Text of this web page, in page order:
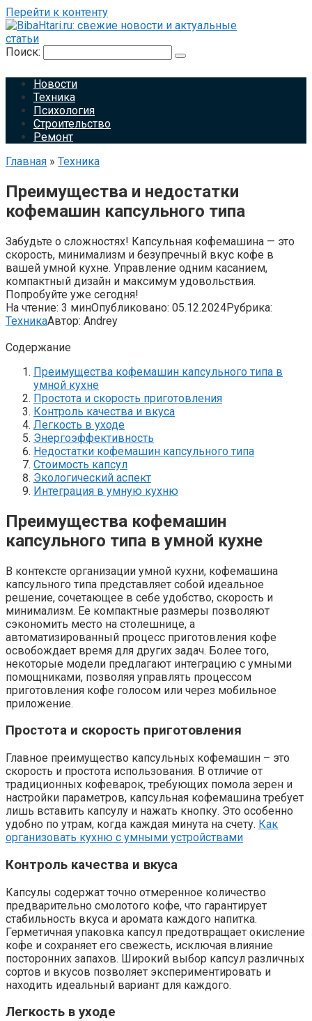
Перейти к контенту
Поиск:
Новости
Техника
Психология
Строительство
Ремонт
Главная » Техника
Преимущества и недостатки
кофемашин капсульного типа
Забудьте о сложностях! Капсульная кофемашина — это
скорость, минимализм и безупречный вкус кофе в
вашей умной кухне. Управление одним касанием,
компактный дизайн и максимум удовольствия.
Попробуйте уже сегодня!
На чтение: 3 минОпубликовано: 05.12.2024Рубрика:
ТехникаАвтор: Andrey
Содержание
Преимущества кофемашин капсульного типа в
умной кухне
Простота и скорость приготовления
Контроль качества и вкуса
Легкость в уходе
Энергоэффективность
Недостатки кофемашин капсульного типа
Стоимость капсул
Экологический аспект
Интеграция в умную кухню
Преимущества кофемашин
капсульного типа в умной кухне
В контексте организации умной кухни, кофемашина
капсульного типа представляет собой идеальное
решение, сочетающее в себе удобство, скорость и
минимализм. Ее компактные размеры позволяют
сэкономить место на столешнице, а
автоматизированный процесс приготовления кофе
освобождает время для других задач. Более того,
некоторые модели предлагают интеграцию с умными
помощниками, позволяя управлять процессом
приготовления кофе голосом или через мобильное
приложение.
Простота и скорость приготовления
Главное преимущество капсульных кофемашин – это
скорость и простота использования. В отличие от
традиционных кофеварок, требующих помола зерен и
настройки параметров, капсульная кофемашина требует
лишь вставить капсулу и нажать кнопку. Это особенно
удобно по утрам, когда каждая минута на счету. Как
организовать кухню с умными устройствами
Контроль качества и вкуса
Капсулы содержат точно отмеренное количество
предварительно смолотого кофе, что гарантирует
стабильность вкуса и аромата каждого напитка.
Герметичная упаковка капсул предотвращает окисление
кофе и сохраняет его свежесть, исключая влияние
посторонних запахов. Широкий выбор капсул различных
сортов и вкусов позволяет экспериментировать и
находить идеальный вариант для каждого.
Легкость в уходе